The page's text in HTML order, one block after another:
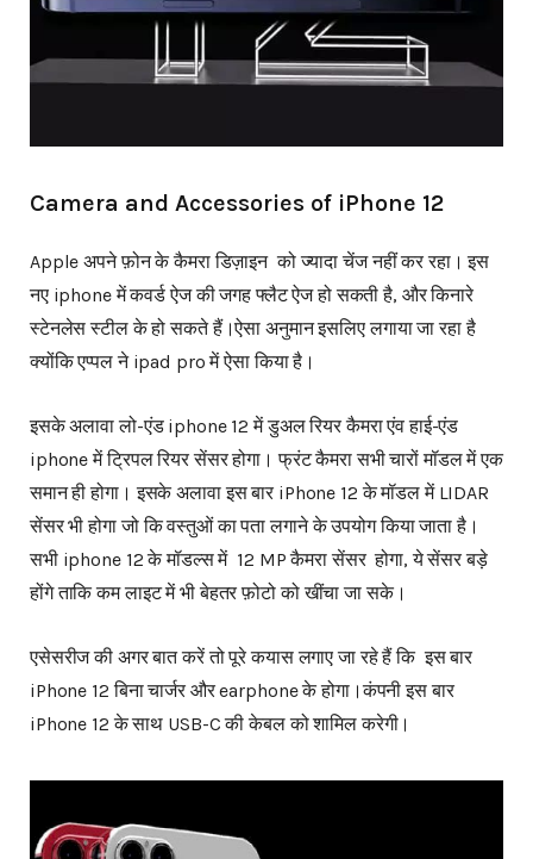
Camera and Accessories of iPhone 12
Apple अपने फ़ोन के कैमरा डिज़ाइन को ज्यादा चेंज नहीं कर रहा। इस
नए iphone में कवर्ड ऐज की जगह फ्लैट ऐज हो सकती है, और किनारे
स्टेनलेस स्टील के हो सकते हैं।ऐसा अनुमान इसलिए लगाया जा रहा है
क्योंकि एप्पल ने ipad pro में ऐसा किया है।
इसके अलावा लो-एंड iphone 12 में डुअल रियर कैमरा एंव हाई-एंड
iphone में ट्रिपल रियर सेंसर होगा। फ्रंट कैमरा सभी चारों मॉडल में एक
समान ही होगा। इसके अलावा इस बार iPhone 12 के मॉडल में LIDAR
सेंसर भी होगा जो कि वस्तुओं का पता लगाने के उपयोग किया जाता है।
सभी iphone 12 के मॉडल्स में 12 MP कैमरा सेंसर होगा, ये सेंसर बड़े
होंगे ताकि कम लाइट में भी बेहतर फ़ोटो को खींचा जा सके।
एसेसरीज की अगर बात करें तो पूरे कयास लगाए जा रहे हैं कि इस बार
iPhone 12 बिना चार्जर और earphone के होगा।कंपनी इस बार
iPhone 12 के साथ USB-C की केबल को शामिल करेगी।